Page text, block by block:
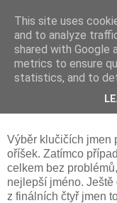
13. června
Výběr klučičích jmen
oříšek. Zatímco
celkem bez
nejlepší jméno.
z finálních čtyř jmen
This site uses
and to analyze
shared with Google
metrics to ensure
statistics, and to